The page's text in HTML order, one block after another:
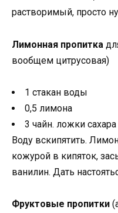
растворимый, просто
Лимонная пропитка
вообщем цитрусовая)
1 стакан воды
0,5 лимона
3 чайн. ложки сахара
Воду вскипятить.
кожурой в кипяток,
ванилин. Дать
Фруктовые пропитки